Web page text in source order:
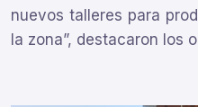
nuevos talleres para
la zona”, destacaron los